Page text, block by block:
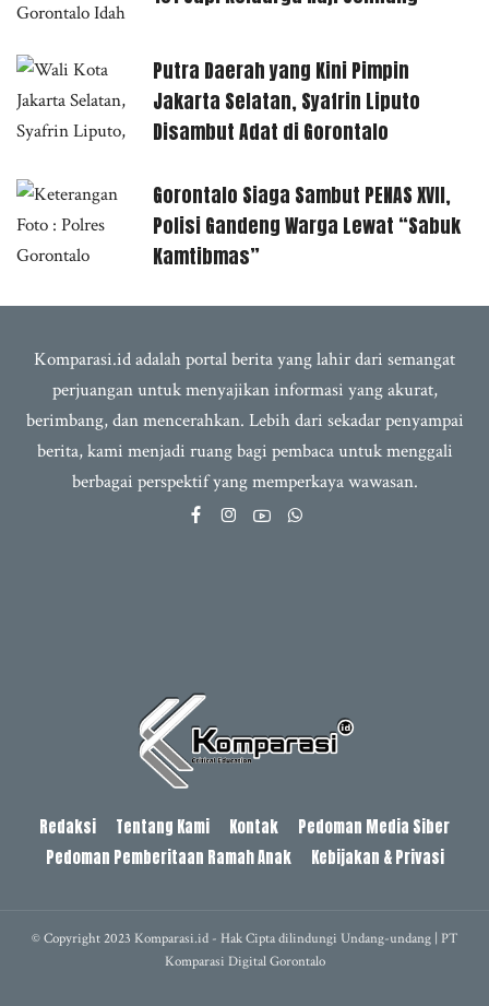
Putra Daerah yang Kini Pimpin
Jakarta Selatan, Syafrin Liputo
Disambut Adat di Gorontalo
Gorontalo Siaga Sambut PENAS XVII,
Polisi Gandeng Warga Lewat “Sabuk
Kamtibmas”
Komparasi.id adalah portal berita yang lahir dari semangat
perjuangan untuk menyajikan informasi yang akurat,
berimbang, dan mencerahkan. Lebih dari sekadar penyampai
berita, kami menjadi ruang bagi pembaca untuk menggali
berbagai perspektif yang memperkaya wawasan.
Redaksi Tentang Kami Kontak
Pedoman Media Siber
Pedoman Pemberitaan Ramah Anak
Kebijakan & Privasi
© Copyright 2023 Komparasi.id - Hak Cipta dilindungi Undang-undang | PT
Komparasi Digital Gorontalo